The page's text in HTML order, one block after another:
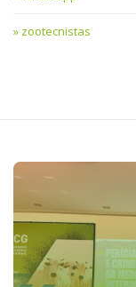
zootecnistas